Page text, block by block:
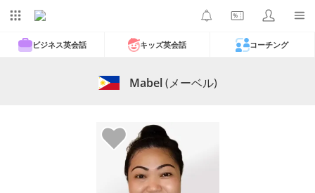
ビジネス英会話 キッズ英会話 コーチング
Mabel(メーベル)